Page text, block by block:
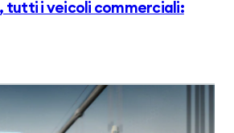
tutti i veicoli commerciali: